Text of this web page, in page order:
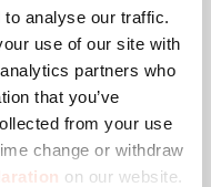
analyse our traffic.
use of our site with
partners who
that you’ve
from your use
change or withdraw
on our website.